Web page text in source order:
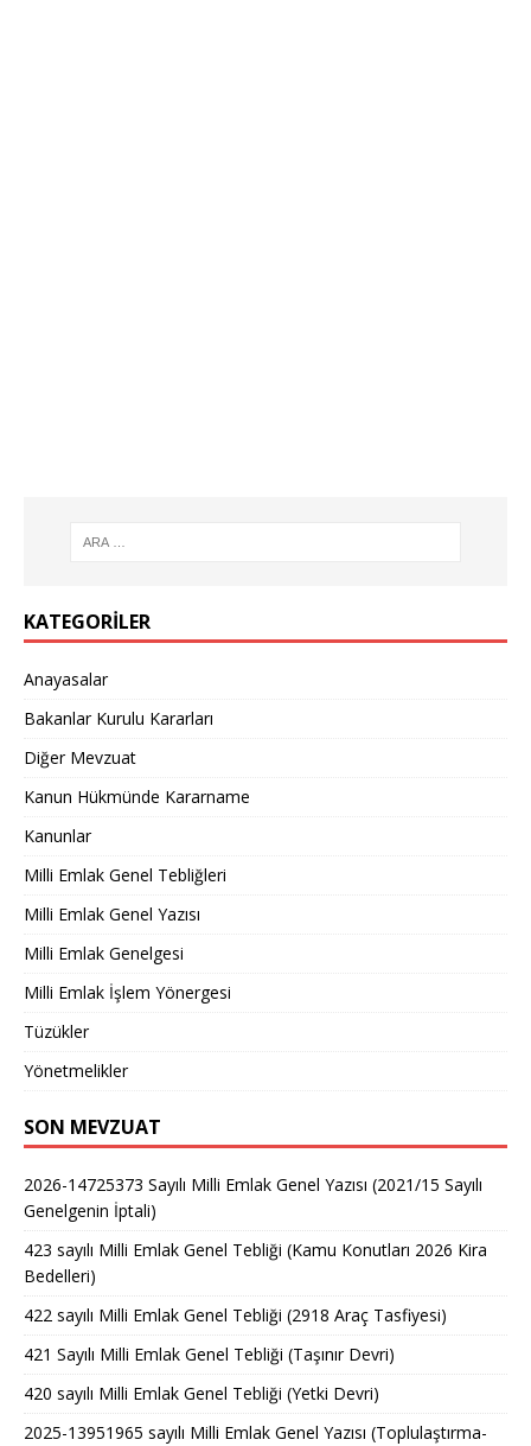
KATEGORILER
Anayasalar
Bakanlar Kurulu Kararları
Diğer Mevzuat
Kanun Hükmünde Kararname
Kanunlar
Milli Emlak Genel Tebliğleri
Milli Emlak Genel Yazısı
Milli Emlak Genelgesi
Milli Emlak İşlem Yönergesi
Tüzükler
Yönetmelikler
SON MEVZUAT
2026-14725373 Sayılı Milli Emlak Genel Yazısı (2021/15 Sayılı
Genelgenin İptali)
423 sayılı Milli Emlak Genel Tebliği (Kamu Konutları 2026 Kira
Bedelleri)
422 sayılı Milli Emlak Genel Tebliği (2918 Araç Tasfiyesi)
421 Sayılı Milli Emlak Genel Tebliği (Taşınır Devri)
420 sayılı Milli Emlak Genel Tebliği (Yetki Devri)
2025-13951965 sayılı Milli Emlak Genel Yazısı (Toplulaştırma-